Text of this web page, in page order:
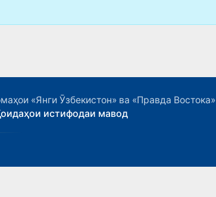
«Янги Ӯзбекистон» ва «Правда Востока»
истифодаи мавод